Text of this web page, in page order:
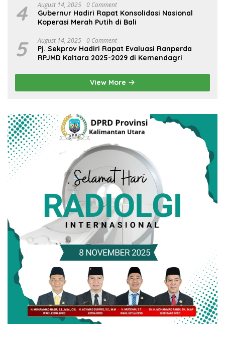
4 August 14, 2025 0 Comment
Gubernur Hadiri Rapat Konsolidasi Nasional
Koperasi Merah Putih di Bali
5 August 14, 2025 0 Comment
Pj. Sekprov Hadiri Rapat Evaluasi Ranperda
RPJMD Kaltara 2025-2029 di Kemendagri
View More